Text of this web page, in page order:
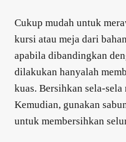
Cukup mudah untuk
kursi atau meja dari
apabila dibandingkan
dilakukan hanyalah
kuas. Bersihkan sela-
Kemudian, gunakan
untuk membersihkan